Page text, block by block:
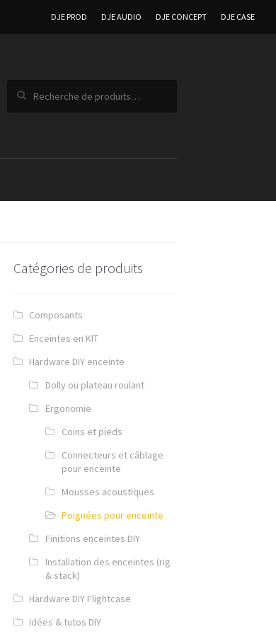
DJE PROD DJE AUDIO DJE CONCEPT DJE CASE
Catégories de produits
Composants
Enceintes en KIT
Hardware DIY enceinte
Dolly ou plateau roulant
Ergonomie
Coins et pieds
Connecteurs et câblage
pour enceinte
Mousses acoustiques
Poignées pour enceinte
Finitions enceintes DIY
Installation des enceintes (rig
& stack)
Hardware DIY Flightcase
Idées & tutos DIY